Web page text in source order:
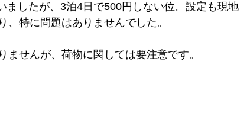
ましたが、3泊4日で500円しない位。設定も現地
特に問題はありませんでした。
せんが、荷物に関しては要注意です。